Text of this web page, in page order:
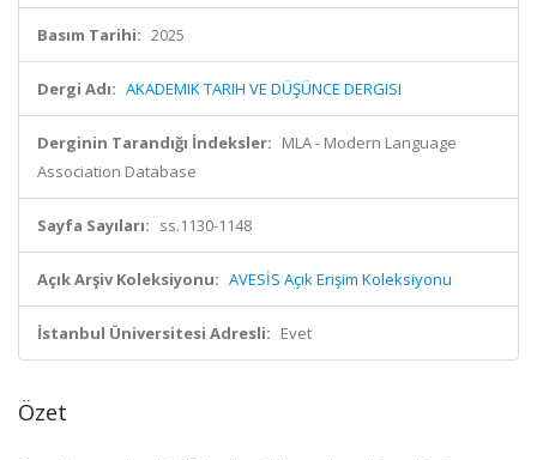
Basım Tarihi: 2025
Dergi Adı: AKADEMIK TARIH VE DÜŞÜNCE DERGISI
Derginin Tarandığı İndeksler: MLA - Modern Language
Association Database
Sayfa Sayıları: ss.1130-1148
Açık Arşiv Koleksiyonu: AVESİS Açık Erişim Koleksiyonu
İstanbul Üniversitesi Adresli: Evet
Özet